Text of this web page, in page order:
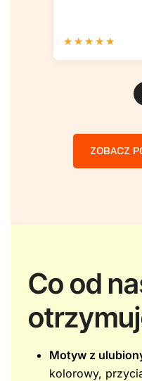
★ ★ ★ ★ ★
ZOBACZ
Co od
Motyw z
kolorowy,